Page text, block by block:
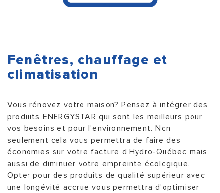
Fenêtres, chauffage et
climatisation
Vous rénovez votre maison? Pensez à intégrer des
produits ENERGYSTAR qui sont les meilleurs pour
vos besoins et pour l’environnement. Non
seulement cela vous permettra de faire des
économies sur votre facture d’Hydro-Québec mais
aussi de diminuer votre empreinte écologique.
Opter pour des produits de qualité supérieur avec
une longévité accrue vous permettra d’optimiser